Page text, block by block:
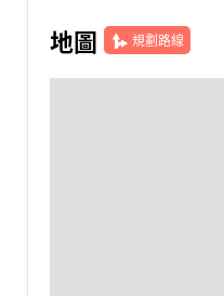
地圖 規劃路線